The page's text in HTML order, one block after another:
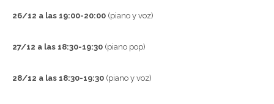
26/12 a las 19:00-20:00 (piano y voz)
27/12 a las 18:30-19:30 (piano pop)
28/12 a las 18:30-19:30 (piano y voz)